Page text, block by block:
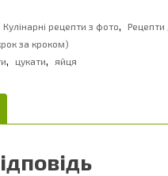
Кулінарні рецепти з фото, Рецепти
за кроком)
, цукати, яйця